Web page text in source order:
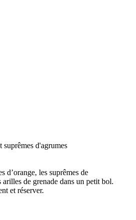
suprêmes d'agrumes
d’orange, les suprêmes de
arilles de grenade dans un petit bol.
et réserver.